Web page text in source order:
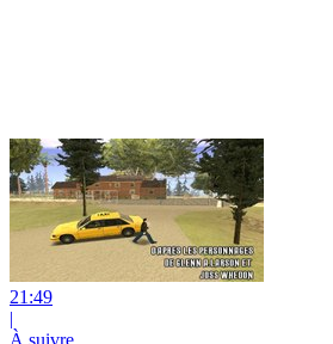
21:49
|